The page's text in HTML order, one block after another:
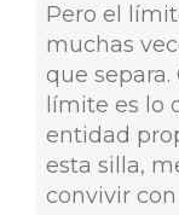
Pero el
muchas
que separa.
límite es lo
entidad
esta silla,
convivir